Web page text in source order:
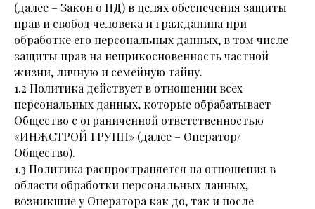
(далее – Закон о ПД) в целях обеспечения защиты
прав и свобод человека и гражданина при
обработке его персональных данных, в том числе
защиты прав на неприкосновенность частной
жизни, личную и семейную тайну.
1.2 Политика действует в отношении всех
персональных данных, которые обрабатывает
Общество с ограниченной ответственностью
«ИНЖСТРОЙ ГРУПП» (далее – Оператор/
Общество).
1.3 Политика распространяется на отношения в
области обработки персональных данных,
возникшие у Оператора как до, так и после